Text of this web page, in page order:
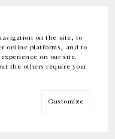
on the site, to
online platforms, and to
on our site.
the others require your
Customize